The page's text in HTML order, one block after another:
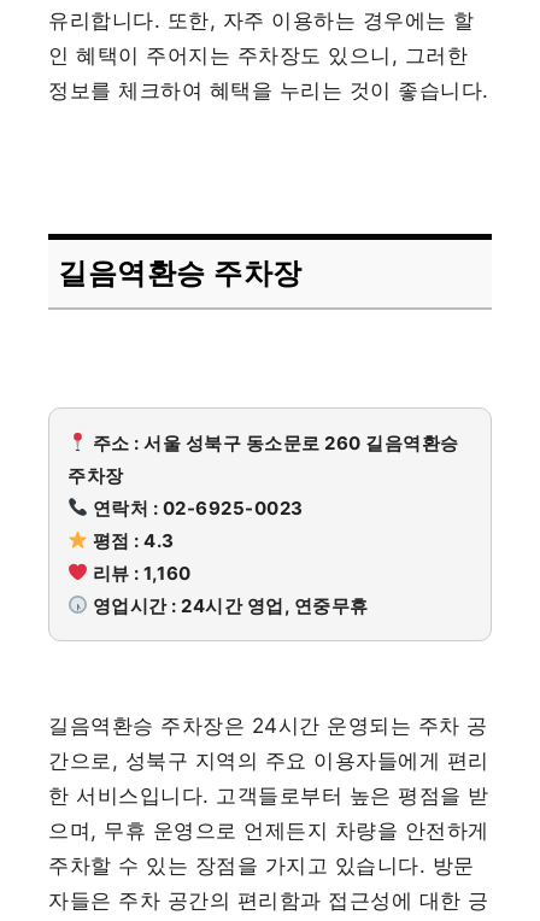
유리합니다. 또한, 자주 이용하는 경우에는 할
인 혜택이 주어지는 주차장도 있으니, 그러한
정보를 체크하여 혜택을 누리는 것이 좋습니다.
길음역환승 주차장
주소 : 서울 성북구 동소문로 260 길음역환승
주차장
연락처 : 02-6925-0023
평점 : 4.3
리뷰 : 1,160
영업시간 : 24시간 영업, 연중무휴
길음역환승 주차장은 24시간 운영되는 주차 공
간으로, 성북구 지역의 주요 이용자들에게 편리
한 서비스입니다. 고객들로부터 높은 평점을 받
으며, 무휴 운영으로 언제든지 차량을 안전하게
주차할 수 있는 장점을 가지고 있습니다. 방문
자들은 주차 공간의 편리함과 접근성에 대한 긍